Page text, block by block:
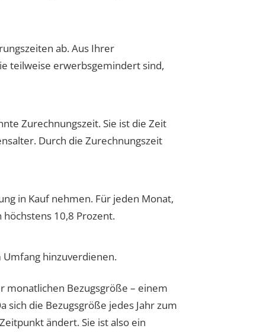
ab. Aus Ihrer
teilweise erwerbsgemindert sind,
Zurechnungszeit. Sie ist die Zeit
Durch die Zurechnungszeit
in Kauf nehmen. Für jeden Monat,
10,8 Prozent.
hinzuverdienen.
monatlichen Bezugsgröße – einem
die Bezugsgröße jedes Jahr zum
ändert. Sie ist also ein